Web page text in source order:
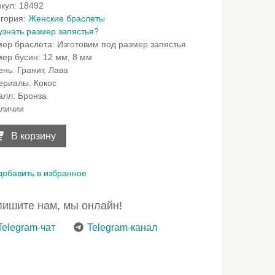
18492
Женские браслеты
размер запястья?
браслета: Изготовим под размер запястья
бусин: 12 мм, 8 мм
: Гранит, Лава
: Кокос
: Бронза
В корзину
в избранное
нам, мы онлайн!
чат Telegram-канал